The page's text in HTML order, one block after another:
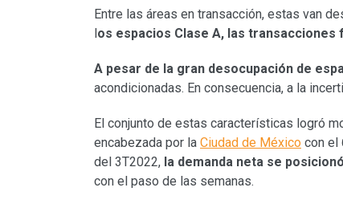
Entre las áreas en transacción, estas van
os espacios Clase A, las transacciones
A pesar de la gran desocupación de
acondicionadas. En consecuencia, a la
El conjunto de estas características logró
encabezada por la Ciudad de México con el
del 3T2022, la demanda neta se
con el paso de las semanas.